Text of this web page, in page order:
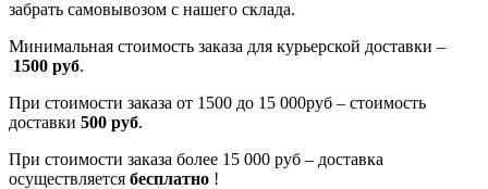
забрать самовывозом с нашего склада.
Минимальная стоимость заказа для курьерской доставки –
1500 руб.
При стоимости заказа от 1500 до 15 000руб – стоимость
доставки 500 руб.
При стоимости заказа более 15 000 руб – доставка
осуществляется бесплатно !